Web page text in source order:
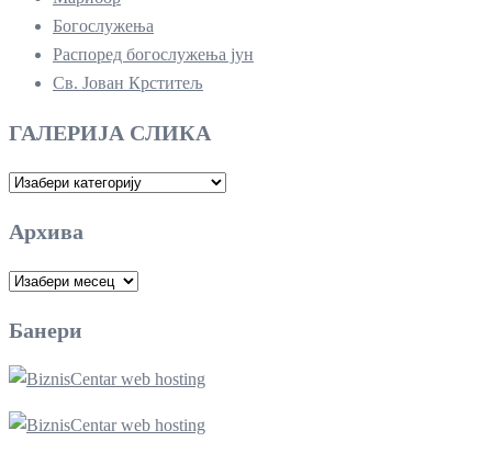
Богослужења
Распоред богослужења јун
Св. Јован Крститељ
ГАЛЕРИЈА СЛИКА
ГАЛЕРИЈА
Архива
Архива
Банери